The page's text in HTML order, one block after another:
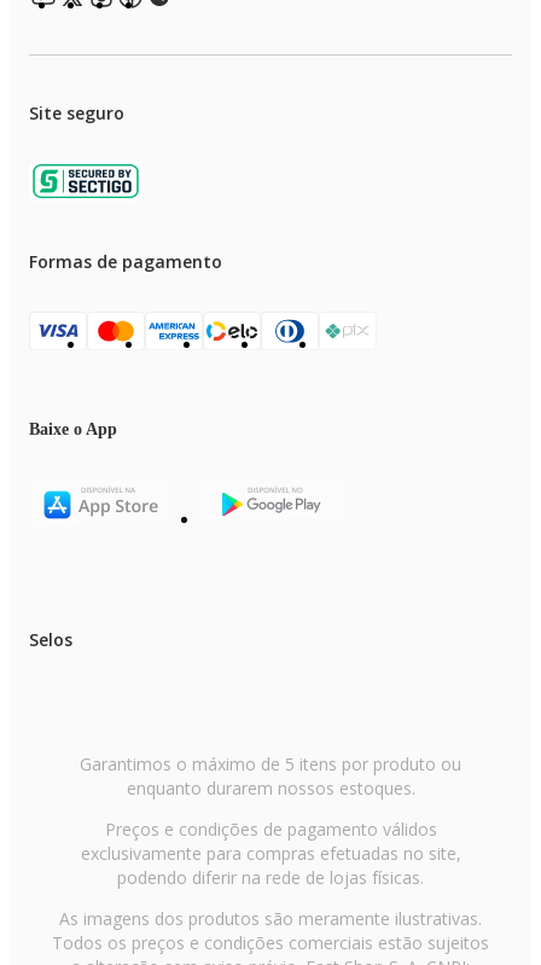
Site seguro
Formas de pagamento
Baixe o App
Selos
Garantimos o máximo de 5 itens por produto ou
enquanto durarem nossos estoques.
Preços e condições de pagamento válidos
exclusivamente para compras efetuadas no site,
podendo diferir na rede de lojas físicas.
As imagens dos produtos são meramente ilustrativas.
Todos os preços e condições comerciais estão sujeitos